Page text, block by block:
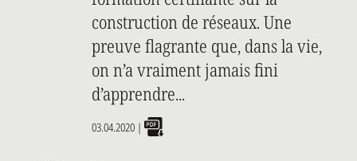
construction de réseaux. Une
preuve flagrante que, dans la vie,
on n’a vraiment jamais fini
d’apprendre...
03.04.2020 |